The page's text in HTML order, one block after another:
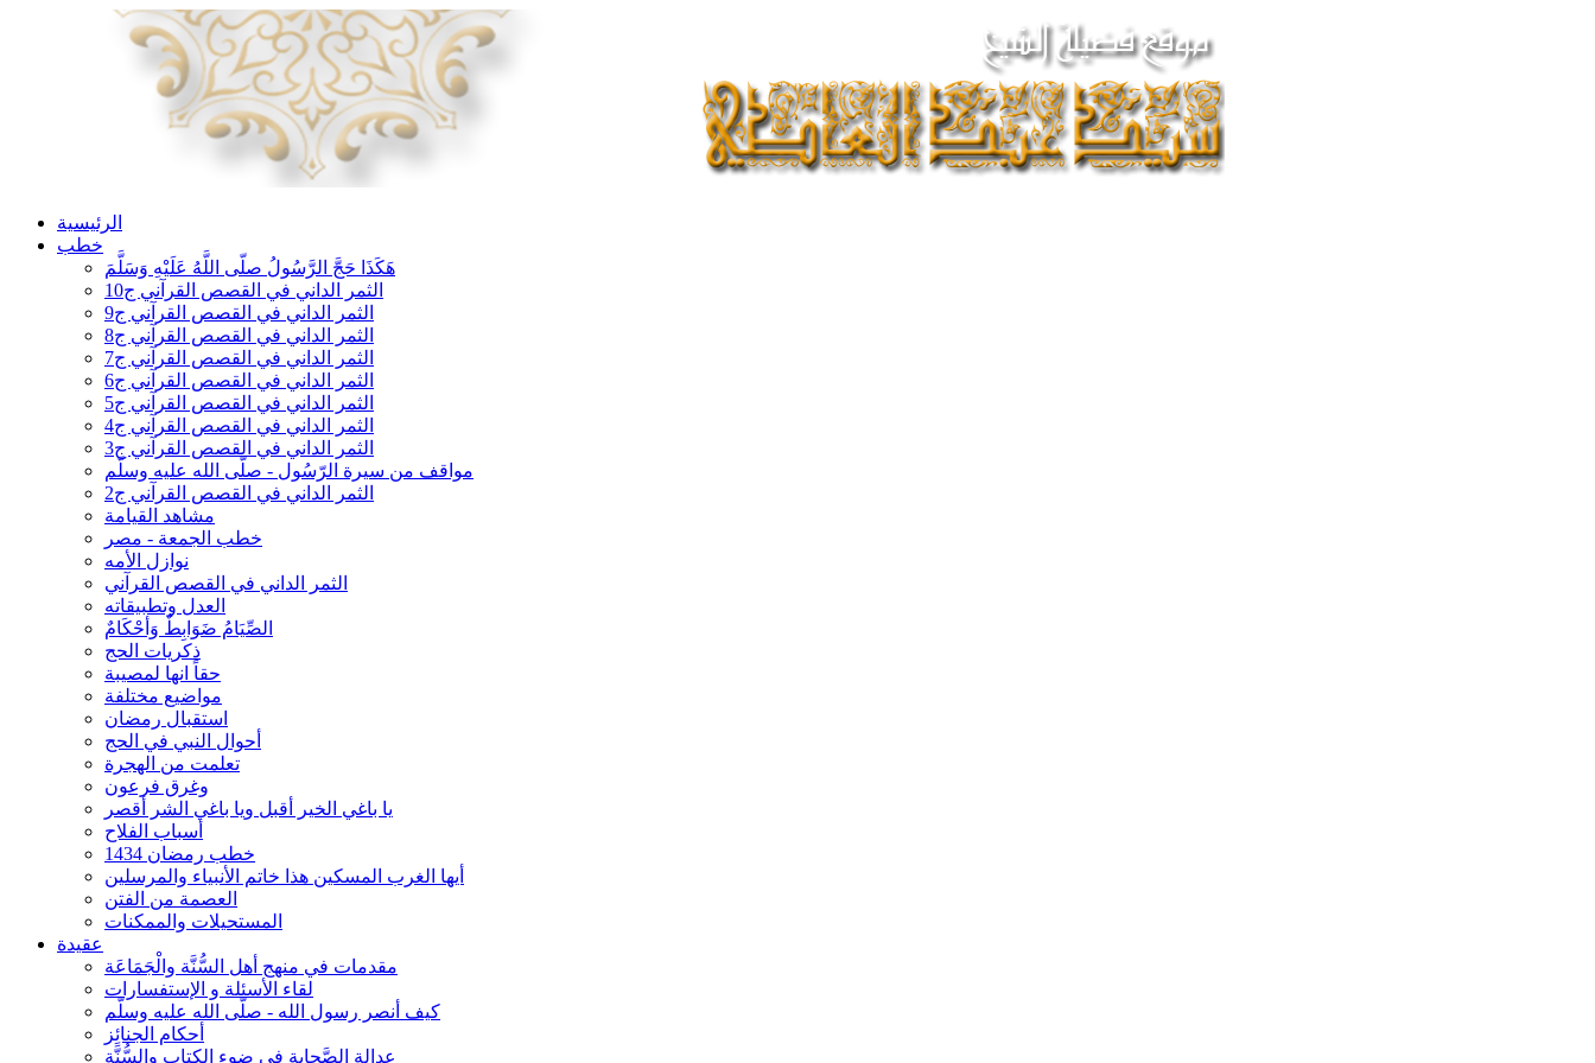
الرئيسية
خطب
هَكَذَا حَجَّ الرَّسُولُ صلّى اللَّهُ عَلَيْهِ وَسَلَّمَ
الثمر الداني في القصص القرآني ج10
الثمر الداني في القصص القرآني ج9
الثمر الداني في القصص القرآني ج8
الثمر الداني في القصص القرآني ج7
الثمر الداني في القصص القرآني ج6
الثمر الداني في القصص القرآني ج5
الثمر الداني في القصص القرآني ج4
الثمر الداني في القصص القرآني ج3
مواقف من سيرة الرّسُول - صلّى الله عليه وسلّم
الثمر الداني في القصص القرآني ج2
مشاهد القيامة
خطب الجمعة - مصر
نوازل الأمه
الثمر الداني في القصص القرآني
العدل وتطبيقاته
الصِّيَامُ ضَوَابِطٌ وَأحْكَامٌ
ذكريات الحج
حقاً انها لمصيبة
مواضيع مختلفة
استقبال رمضان
أحوال النبي في الحج
تعلمت من الهجرة
وغرق فرعون
يا باغي الخير أقبل ويا باغي الشر أقصر
أسباب الفلاح
خطب رمضان 1434
أيها الغرب المسكين هذا خاتم الأنبياء والمرسلين
العصمة من الفتن
المستحيلات والممكنات
عقيدة
مقدمات في منهج أهل السُّنَّة والْجَمَاعَة
لقاء الأسئلة و الإستفسارات
كيف أنصر رسول الله - صلّى الله عليه وسلّم
أحكام الجنائِز
عدالة الصَّحابة في ضوء الكتاب والسُّنَّة